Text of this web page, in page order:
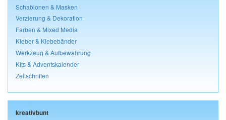
Schablonen & Masken
Verzierung & Dekoration
Farben & Mixed Media
Kleber & Klebebänder
Werkzeug & Aufbewahrung
Kits & Adventskalender
Zeitschriften
kreativbunt